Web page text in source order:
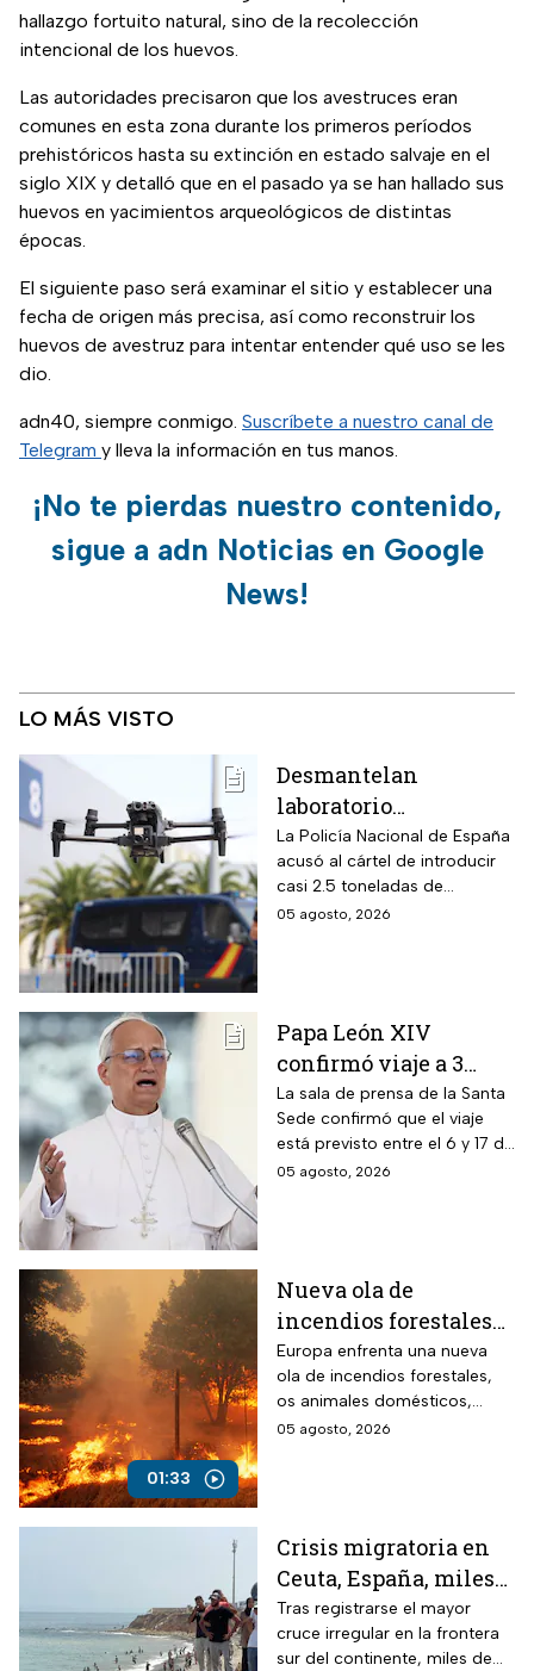
hallazgo fortuito natural, sino de la recolección
intencional de los huevos.
Las autoridades precisaron que los avestruces eran
comunes en esta zona durante los primeros períodos
prehistóricos hasta su extinción en estado salvaje en el
siglo XIX y detalló que en el pasado ya se han hallado sus
huevos en yacimientos arqueológicos de distintas
épocas.
El siguiente paso será examinar el sitio y establecer una
fecha de origen más precisa, así como reconstruir los
huevos de avestruz para intentar entender qué uso se les
dio.
adn40, siempre conmigo. Suscríbete a nuestro canal de
Telegram y lleva la información en tus manos.
¡No te pierdas nuestro contenido,
sigue a adn Noticias en Google
News!
LO MÁS VISTO
Desmantelan
laboratorio
clandestino del CJNG
en Cataluña, España;
detienen a 13
personas
La Policía Nacional de España
acusó al cártel de introducir
casi 2.5 toneladas de
metanfetaminas procedente
05 agosto, 2026
Papa León XIV
confirmó viaje a 3
países de
Latinoamérica
La sala de prensa de la Santa
Sede confirmó que el viaje
está previsto entre el 6 y 17 de
noviembre de este mismo
05 agosto, 2026
01:33
Nueva ola de
incendios forestales
en Europa; los
animales son los más
vulnerables
Europa enfrenta una nueva
ola de incendios forestales,
os animales domésticos,
silvestres y de granja son las
05 agosto, 2026
Crisis migratoria en
Ceuta, España, miles
continúan varados en
playas
Tras registrarse el mayor
cruce irregular en la frontera
sur del continente, miles de